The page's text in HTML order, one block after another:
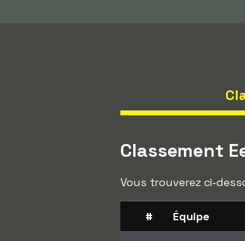
Classement
Vous trouverez ci-
# Équipe